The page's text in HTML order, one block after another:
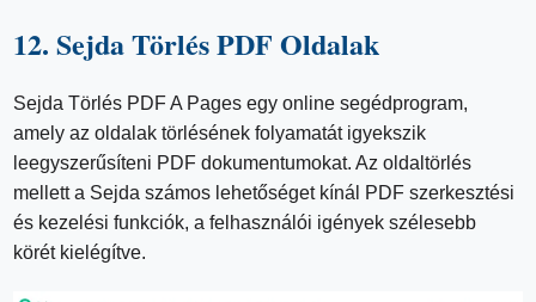
12. Sejda Törlés PDF Oldalak
Sejda Törlés PDF A Pages egy online segédprogram,
amely az oldalak törlésének folyamatát igyekszik
leegyszerűsíteni PDF dokumentumokat. Az oldaltörlés
mellett a Sejda számos lehetőséget kínál PDF szerkesztési
és kezelési funkciók, a felhasználói igények szélesebb
körét kielégítve.